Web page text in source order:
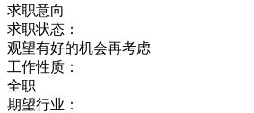
求职意向
求职状态：
观望有好的机会再考虑
工作性质：
全职
期望行业：